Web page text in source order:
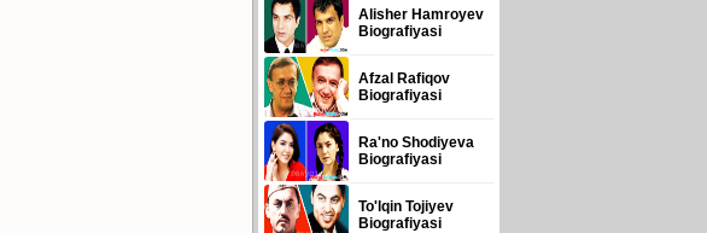
Alisher Hamroyev
Biografiyasi
Afzal Rafiqov
Biografiyasi
Ra'no Shodiyeva
Biografiyasi
To'lqin Tojiyev
Biografiyasi